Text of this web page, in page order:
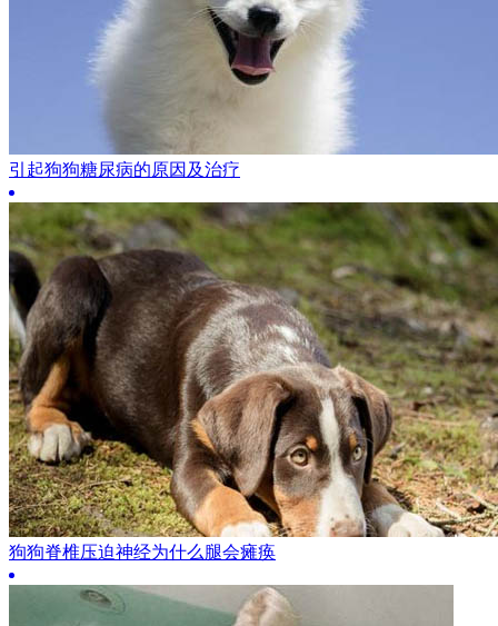
引起狗狗糖尿病的原因及治疗
狗狗脊椎压迫神经为什么腿会瘫痪